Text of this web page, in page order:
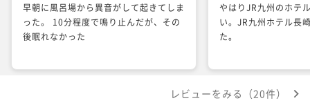
早朝に風呂場から異音がして起きてしま
った。 10分程度で鳴り止んだが、その
後眠れなかった
やはりJR九州のホテ
い。JR九州ホテル長
た。
レビューをみる（20件）